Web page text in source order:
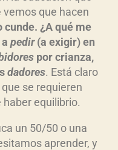
vemos que hacen
¿A qué me
pedir(a exigir) en
por crianza,
dadores. Está claro
se requieren
equilibrio.
un 50/50 o una
aprender, y